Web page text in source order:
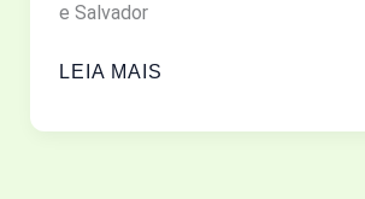
e Salvador
O
SIGNIFICA
LEIA MAIS